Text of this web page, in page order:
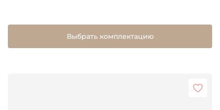
Выбрать комплектацию